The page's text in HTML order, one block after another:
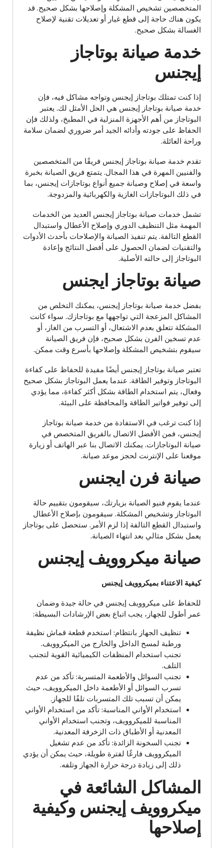
المتخصصين تشخيص المشكلة وإصلاحها بشكل صحيح. قد
يكون هناك حاجة إلى قطع غيار أو تعديلات تقنية لإصلاح
الغسالة بشكل صحيح.
خدمة صيانة بوتاجاز
إيجنس
إذا كنت تمتلك بوتاجاز إيجنس وتواجه مشاكل فيه، فإن
خدمة صيانة بوتاجاز إيجنس هي الحل الأمثل لك. يعتبر
البوتاجاز من أهم الأجهزة المنزلية في المطبخ، ولذلك فإن
الحفاظ على جودته وأدائه الجيد أمر ضروري لضمان سلامة
وراحة العائلة.
تقدم خدمة صيانة بوتاجاز إيجنس فريقًا من المتخصصين
والفنيين المهرة في هذا المجال. يتمتع فريق الصيانة بخبرة
واسعة في إصلاح وصيانة جميع أنواع بوتاجازات إيجنس، بما
في ذلك البوتاجازات الغازية والكهربائية والمزدوجة.
تشمل خدمات صيانة بوتاجاز إيجنس العديد من الخدمات
المهمة مثل التنظيف الدوري وإصلاح الأعطال واستبدال
القطع التالفة. يتم تنفيذ الصيانة والإصلاحات بأحدث الأدوات
والتقنيات لضمان الحصول على أفضل النتائج وإعادة
البوتاجاز إلى حالته الأصلية.
صيانة بوتاجاز ايجنس
بفضل خدمة صيانة بوتاجاز إيجنس، يمكنك التخلص من
المشاكل المزعجة التي تواجهها مع بوتاجازك. سواء كانت
المشكلة تتعلق بعدم الاشتعال، أو التسرب من الغاز، أو
عدم تسخين الفرن بشكل صحيح، فإن فريق الصيانة
سيقوم بتشخيص المشكلة وإصلاحها بأسرع وقت ممكن.
تعتبر صيانة بوتاجاز إيجنس أيضًا مفيدة للحفاظ على كفاءة
البوتاجاز وتوفير الطاقة. عندما يعمل البوتاجاز بشكل صحيح
وفعال، يتم استخدام الطاقة بشكل أكثر كفاءة، مما يؤدي
إلى توفير فواتير الطاقة والمحافظة على البيئة.
إذا كنت ترغب في الاستفادة من خدمة صيانة بوتاجاز
إيجنس، فمن الأفضل الاتصال بالفريق المتخصص في
صيانة البوتاجازات. يمكنك الاتصال بنا عبر الهاتف أو زيارة
موقعنا على الإنترنت لحجز موعد صيانة.
صيانة فرن ايجنس
عندما يقوم فنيو الصيانة بزيارتك، سيقومون بتقييم حالة
البوتاجاز وتشخيص المشكلة. سيقومون بإصلاح الأعطال
واستبدال القطع التالفة إذا لزم الأمر. ستحصل على بوتاجاز
يعمل بشكل مثالي بعد انتهاء الصيانة.
صيانة ميكروويف إيجنس
كيفية الاعتناء بميكروويف إيجنس
للحفاظ على ميكروويف إيجنس في حالة جيدة وضمان
عمر أطول للجهاز، يجب اتباع بعض الإرشادات البسيطة:
تنظيف الجهاز بانتظام: استخدم قطعة قماش نظيفة
ورطبة لمسح الداخل والخارج من الميكروويف.
تجنب استخدام المنظفات الكيميائية القوية لتجنب
التلف.
تجنب السوائل والأطعمة المتسربة: تأكد من عدم
تسرب السوائل أو الأطعمة داخل الميكروويف، حيث
يمكن أن تسبب تلك المتسربات تلفًا للجهاز.
استخدام الأواني المناسبة: تأكد من استخدام الأواني
المناسبة للميكروويف، وتجنب استخدام الأواني
المعدنية أو الأطباق ذات الزخرفة المعدنية.
تجنب السخونة الزائدة: تأكد من عدم تشغيل
الميكروويف فارغًا لفترة طويلة، حيث يمكن أن يؤدي
ذلك إلى زيادة درجة حرارة الجهاز وتلفه.
المشاكل الشائعة في
ميكروويف إيجنس وكيفية
إصلاحها